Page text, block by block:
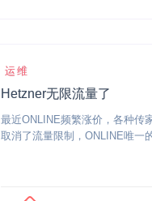
运维
Hetzner无限流量了
最近ONLINE频繁涨价，各种传
取消了流量限制，ONLINE唯一